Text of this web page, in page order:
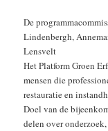
De
Lindenbergh,
Lensvelt
Het Platform Groen
mensen die
restauratie en
Doel van de
delen over